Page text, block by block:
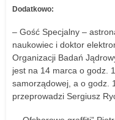
Dodatkowo:
– Gość Specjalny –
naukowiec i doktor
Organizacji Badań
jest na 14 marca o godz.
samorządowej, a o godz.
przeprowadzi Sergiusz